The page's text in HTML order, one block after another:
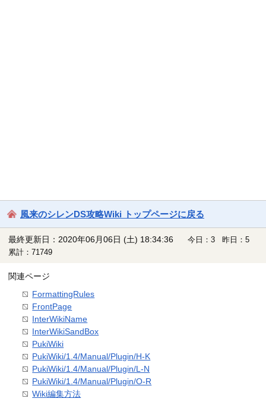
風来のシレンDS攻略Wiki トップページに戻る
最終更新日：2020年06月06日 (土) 18:34:36
今日：3 昨日：5
累計：71749
関連ページ
FormattingRules
FrontPage
InterWikiName
InterWikiSandBox
PukiWiki
PukiWiki/1.4/Manual/Plugin/H-K
PukiWiki/1.4/Manual/Plugin/L-N
PukiWiki/1.4/Manual/Plugin/O-R
Wiki編集方法